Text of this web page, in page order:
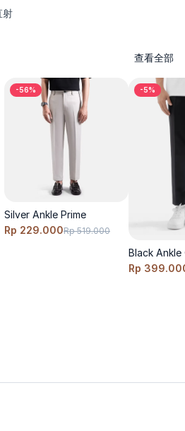
射
查看全部
-56%
Silver Ankle Prime
Rp 229.000Rp 519.000
-5%
Black Ankle
Rp